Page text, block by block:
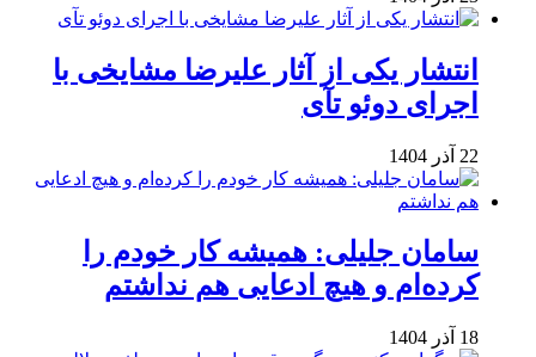
انتشار یکی از آثار علیرضا مشایخی با
اجرای دوئو تآی
22 آذر 1404
سامان جلیلی: همیشه کار خودم را
کرده‌ام و هیچ ادعایی هم نداشتم
18 آذر 1404